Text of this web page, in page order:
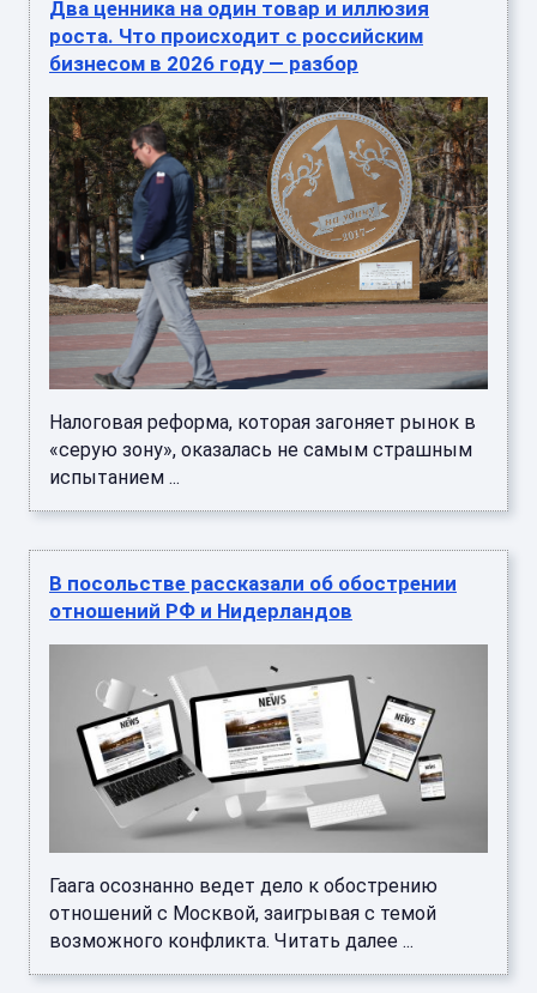
Два ценника на один товар и иллюзия
роста. Что происходит с российским
бизнесом в 2026 году — разбор
Налоговая реформа, которая загоняет рынок в
«серую зону», оказалась не самым страшным
испытанием ...
В посольстве рассказали об обострении
отношений РФ и Нидерландов
Гаага осознанно ведет дело к обострению
отношений с Москвой, заигрывая с темой
возможного конфликта. Читать далее ...